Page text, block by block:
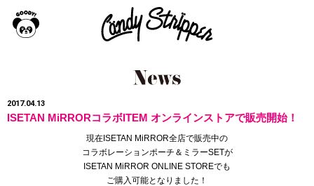
2017.04.13
ISETAN MiRRORコラボITEM オンラインストアで販売開始！
現在ISETAN MiRROR全店で販売中の
コラボレーションポーチ＆ミラーSETが
ISETAN MiRROR ONLINE STOREでも
ご購入可能となりました！